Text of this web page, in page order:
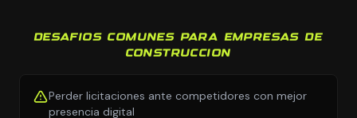
DESAFIOS COMUNES PARA EMPRESAS DE
CONSTRUCCION
Perder licitaciones ante competidores con mejor
presencia digital